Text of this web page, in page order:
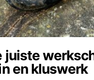
juiste
en kluswerk